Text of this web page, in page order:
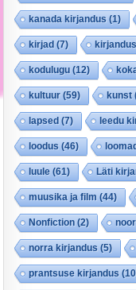
kanada kirjandus (1)
kirjad (7)
kodulugu (12)
kultuur(59) kunst
lapsed (7) leedu
loodus (46)
luule (61) Läti
muusika ja film (44)
Nonfiction (2)
norra kirjandus (5)
prantsuse kirjandus